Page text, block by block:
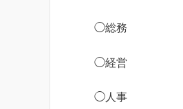
◯総務
◯経営
◯人事